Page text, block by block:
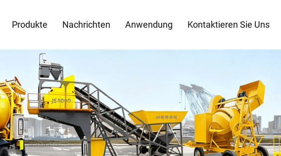
Produkte Nachrichten Anwendung Kontaktieren Sie Uns